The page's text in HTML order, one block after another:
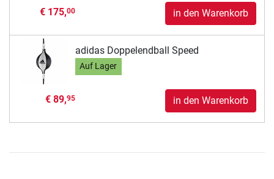
€ 175,00 in den Warenkorb
adidas Doppelendball Speed
Auf Lager
€ 89,95 in den Warenkorb